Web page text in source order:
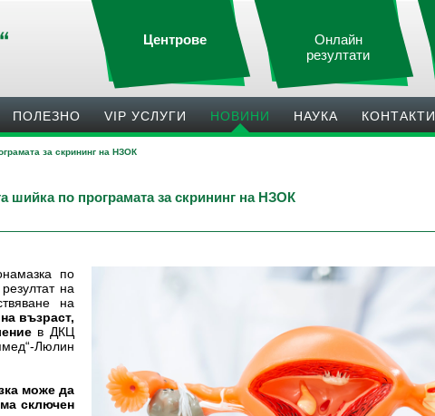
Онлайн
резултати
Центрове
ПОЛЕЗНO VIP УСЛУГИ НОВИНИ НАУКА КОНТАКТИ
за скрининг на НЗОК
шийка по програмата за скрининг на НЗОК
по
на
на
възраст,
в ДКЦ
Люлин
може да
сключен